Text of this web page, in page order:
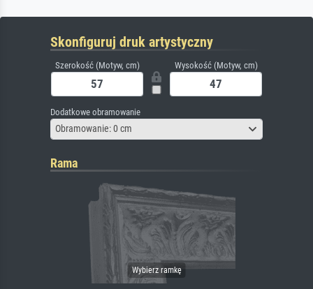
Skonfiguruj druk artystyczny
Szerokość (Motyw, cm) Wysokość (Motyw, cm)
Dodatkowe obramowanie
Obramowanie: 0 cm
Rama